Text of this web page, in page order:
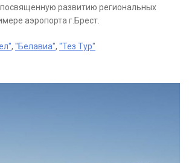
развитию региональных
аэропорта г.Брест.
, "Белавиа", "Тез Тур"